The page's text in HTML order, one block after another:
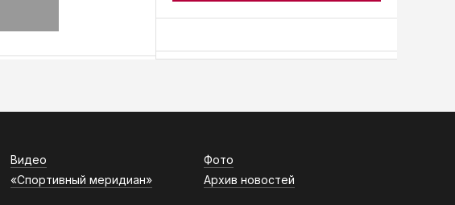
Видео
Фото
«Спортивный меридиан» Архив новостей